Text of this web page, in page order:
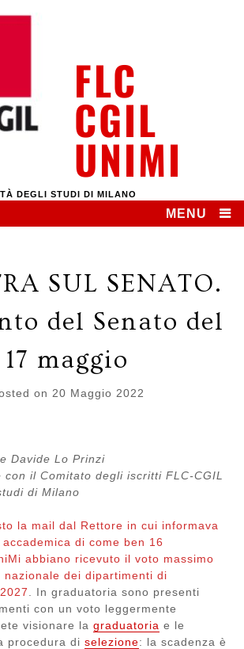
FLC
CGIL
UNIMI
DEGLI STUDI DI MILANO
MENU
SUL SENATO.
del Senato del
17 maggio
on 20 Maggio 2022
Davide Lo Prinzi
il Comitato degli iscritti FLC-CGIL
di Milano
la mail dal Rettore in cui informava
di come ben 16
abbiano ricevuto il voto massimo
nazionale dei dipartimenti di
. In graduatoria sono presenti
con un voto leggermente
visionare la graduatoria e le
procedura di selezione: la scadenza è